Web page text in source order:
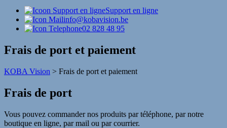
Support en ligne
info@kobavision.be
02 828 48 95
Frais de port et paiement
KOBA Vision > Frais de port et paiement
Frais de port
Vous pouvez commander nos produits par téléphone, par notre
boutique en ligne, par mail ou par courrier.